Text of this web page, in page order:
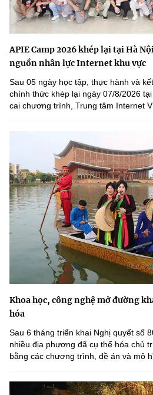
APIE Camp 2026 khép lại tại Hà
nguồn nhân lực Internet khu vực
Sau 05 ngày học tập, thực hành và
chính thức khép lại ngày 07/8/2026
cai chương trình, Trung tâm Internet
Khoa học, công nghệ mở đường
hóa
Sau 6 tháng triển khai Nghị quyết số
nhiều địa phương đã cụ thể hóa chủ
bằng các chương trình, đề án và mô